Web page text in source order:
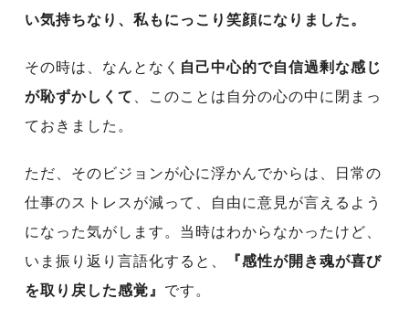
い気持ちなり、私もにっこり笑顔になりました。
その時は、なんとなく 自己中心的で自信過剰な感じ
が恥ずかしくて
、このことは自分の心の中に閉まっ
ておきました。
ただ、そのビジョンが心に浮かんでからは、日常の
仕事のストレスが減って、自由に意見が言えるよう
になった気がします。当時はわからなかったけど、
いま振り返り言語化すると、
『感性が開き魂が喜び
を取り戻した感覚』 です。